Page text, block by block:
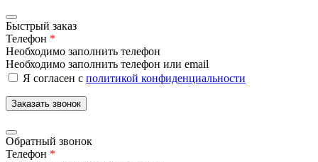
Быстрый заказ
Телефон *
Необходимо заполнить телефон
Необходимо заполнить телефон или email
Я согласен с политикой конфиденциальности
Заказать звонок
Обратный звонок
Телефон *